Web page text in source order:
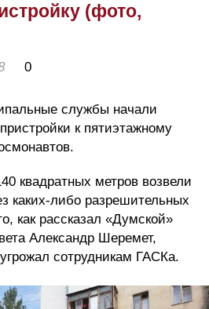
(фото,
0
службы начали
к пятиэтажному
квадратных метров возвели
каких-либо разрешительных
как рассказал «Думской»
Александр Шеремет,
сотрудникам ГАСКа.